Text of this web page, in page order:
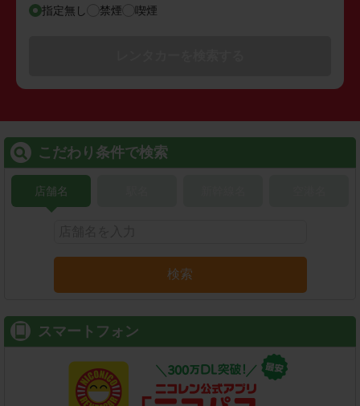
指定無し 禁煙 喫煙
こだわり条件で検索
店舗名
検索
スマートフォン